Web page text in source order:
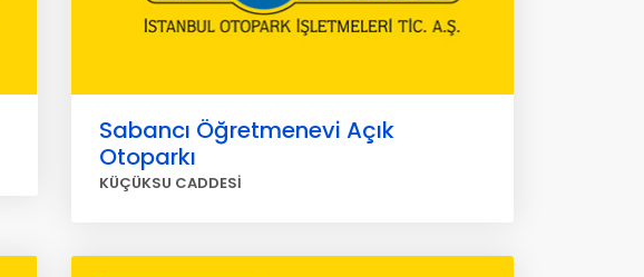
Sabancı Öğretmenevi Açık
Otoparkı
KÜÇÜKSU CADDESİ